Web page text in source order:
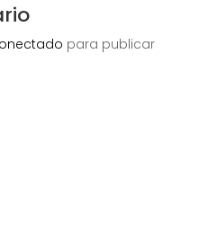
para publicar